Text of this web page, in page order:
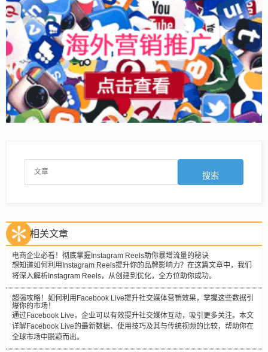
相关文章
电商企业必看！彻底掌握Instagram Reels助你暴增流量的秘诀
想知道如何利用Instagram Reels提升你的品牌影响力？在这篇文章中，我们
将深入解析Instagram Reels，从创建到优化，全方位助你成功。
超强攻略！如何利用Facebook Live提升社交媒体营销效果，掌握这些数据引
爆你的市场！
通过Facebook Live，企业可以有效提升社交媒体互动，吸引更多关注。本文
详解Facebook Live的最新数据、使用技巧及其与传统视频的比较，帮助你在
全球市场中脱颖而出。